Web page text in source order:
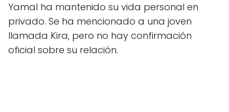
Yamal ha mantenido su vida personal en
privado. Se ha mencionado a una joven
llamada Kira, pero no hay confirmación
oficial sobre su relación.